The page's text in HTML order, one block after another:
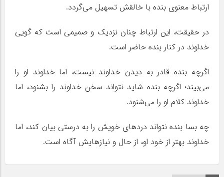
ارتباط معنوی بنده با خالقش تسهیل می‌گردد.
در حقیقت، این ارتباط چنان نزدیک و صمیمی است که گویی
خداوند در کنار بنده حاضر است.
اگرچه بنده قادر به دیدن خداوند نیست، اما خداوند او را
می‌بیند؛ اگرچه بنده شاید نتواند سخن خداوند را بشنود، اما
خداوند کلام او را می‌شنود.
چه بسا بنده نتواند دردهای خویش را به درستی بیان کند، اما
خداوند بهتر از خود او، از حال و نیازهایش آگاه است.